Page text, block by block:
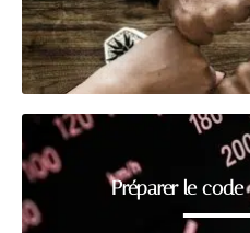
Préparer le